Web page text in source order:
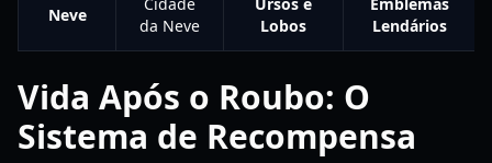
Neve
da Neve
Lobos
Lendários
Vida Após o Roubo: O
Sistema de Recompensa